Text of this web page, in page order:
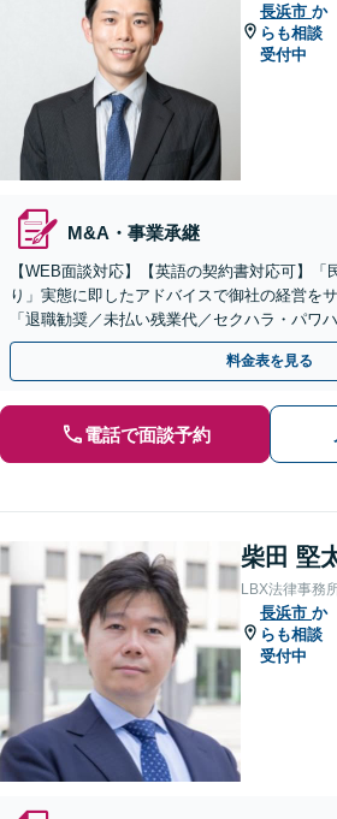
長浜市 か
らも相談
受付中
M&A・事業承継
【WEB面談対応】【英語の契約書対応可】「
り」実態に即したアドバイスで御社の経営を
「退職勧奨／未払い残業代／セクハラ・パワ
の対応も可能」【休日・夜間相談可】
料金表を見る
電話で面談予約
柴田 堅
LBX法律事務
長浜市 か
らも相談
受付中